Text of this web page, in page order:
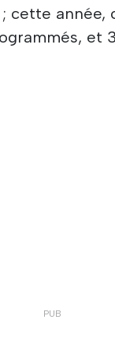
cette année,
et